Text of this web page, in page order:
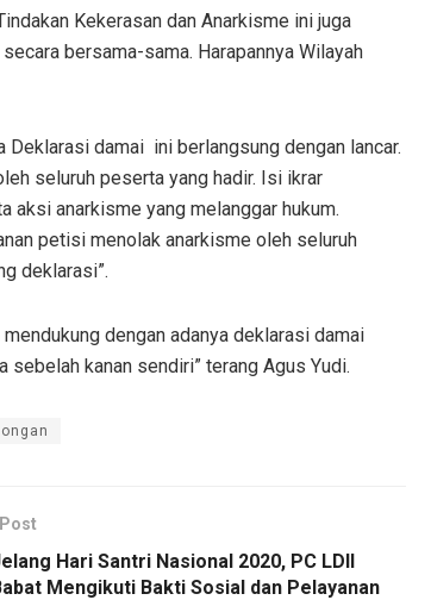
Kekerasan dan Anarkisme ini juga
bersama-sama. Harapannya Wilayah
Deklarasi damai ini berlangsung dengan lancar.
seluruh peserta yang hadir. Isi ikrar
aksi anarkisme yang melanggar hukum.
petisi menolak anarkisme oleh seluruh
deklarasi”.
dengan adanya deklarasi damai
kanan sendiri” terang Agus Yudi.
Hari Santri Nasional 2020, PC LDII
Mengikuti Bakti Sosial dan Pelayanan